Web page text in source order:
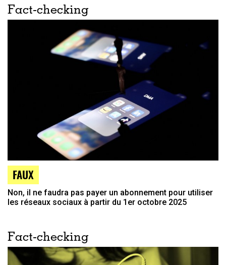
Fact-checking
FAUX
Non, il ne faudra pas payer un abonnement pour utiliser
les réseaux sociaux à partir du 1er octobre 2025
Fact-checking